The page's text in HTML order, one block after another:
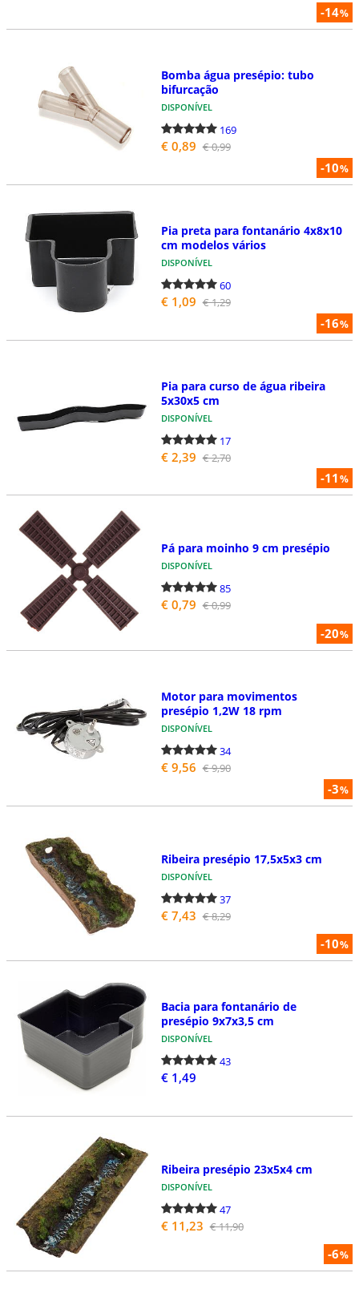
-14%
-10%
Bomba água presépio: tubo
bifurcação
DISPONÍVEL
169
€ 0,89 € 0,99
-16%
Pia preta para fontanário 4x8x10
cm modelos vários
DISPONÍVEL
60
€ 1,09 € 1,29
-11%
Pia para curso de água ribeira
5x30x5 cm
DISPONÍVEL
17
€ 2,39 € 2,70
-20%
Pá para moinho 9 cm presépio
DISPONÍVEL
85
€ 0,79 € 0,99
-3%
Motor para movimentos
presépio 1,2W 18 rpm
DISPONÍVEL
34
€ 9,56 € 9,90
-10%
Ribeira presépio 17,5x5x3 cm
DISPONÍVEL
37
€ 7,43 € 8,29
Bacia para fontanário de
presépio 9x7x3,5 cm
DISPONÍVEL
43
€ 1,49
-6%
Ribeira presépio 23x5x4 cm
DISPONÍVEL
47
€ 11,23 € 11,90